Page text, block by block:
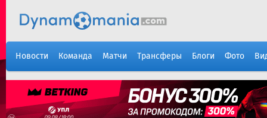
Новости Команда Матчи Трансферы Блоги Фото